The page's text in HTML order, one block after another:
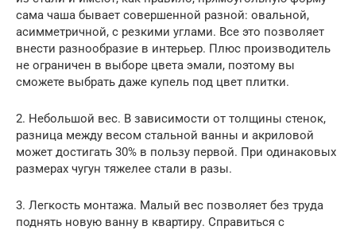
сама чаша бывает совершенной разной: овальной,
асимметричной, с резкими углами. Все это позволяет
внести разнообразие в интерьер. Плюс производитель
не ограничен в выборе цвета эмали, поэтому вы
сможете выбрать даже купель под цвет плитки.
2. Небольшой вес. В зависимости от толщины стенок,
разница между весом стальной ванны и акриловой
может достигать 30% в пользу первой. При одинаковых
размерах чугун тяжелее стали в разы.
3. Легкость монтажа. Малый вес позволяет без труда
поднять новую ванну в квартиру. Справиться с